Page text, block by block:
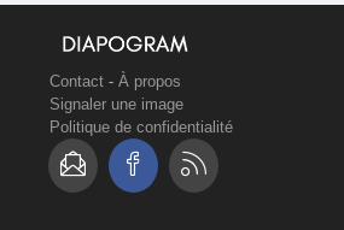
Contact - À propos
Signaler une image
Politique de confidentialité